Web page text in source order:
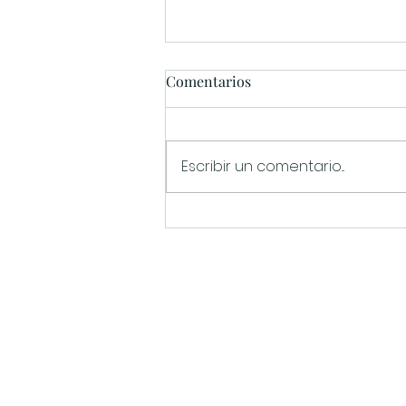
Comentarios
Escribir un comentario...